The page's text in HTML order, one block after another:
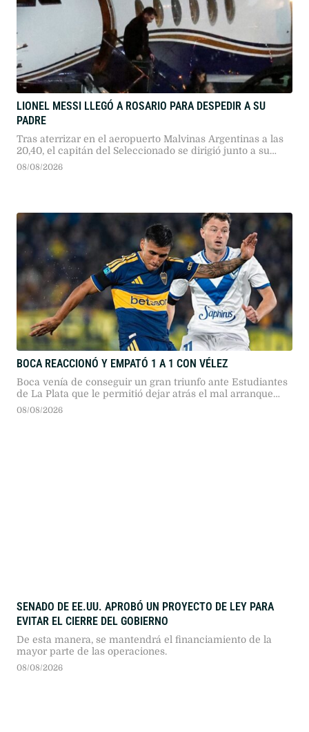
LIONEL MESSI LLEGÓ A ROSARIO PARA DESPEDIR A SU
PADRE
Tras aterrizar en el aeropuerto Malvinas Argentinas a las
20,40, el capitán del Seleccionado se dirigió junto a su
familia hasta el lugar donde están los restos de su padre.
08/08/2026
BOCA REACCIONÓ Y EMPATÓ 1 A 1 CON VÉLEZ
Boca venía de conseguir un gran triunfo ante Estudiantes
de La Plata que le permitió dejar atrás el mal arranque
que había tenido en este Torneo Clausura
08/08/2026
SENADO DE EE.UU. APROBÓ UN PROYECTO DE LEY PARA
EVITAR EL CIERRE DEL GOBIERNO
De esta manera, se mantendrá el financiamiento de la
mayor parte de las operaciones.
08/08/2026